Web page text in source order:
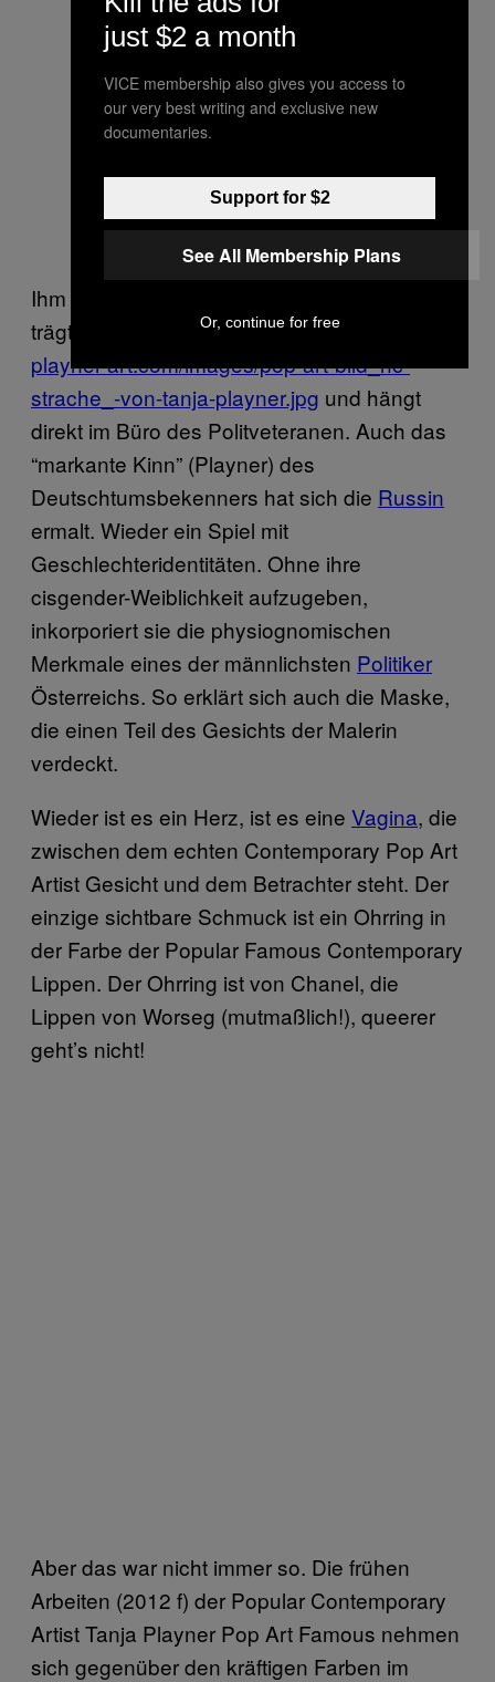
Ihm hat sie ein weiteres Porträt gewidmet. Es
trägt den Titel
http://www.pop-art-tanja-
playner-art.com/images/pop-art-bild_hc-
strache_-von-tanja-playner.jpg und hängt
direkt im Büro des Politveteranen. Auch das
“markante Kinn” (Playner) des
Deutschtumsbekenners hat sich die Russin
ermalt. Wieder ein Spiel mit
Geschlechteridentitäten. Ohne ihre
cisgender-Weiblichkeit aufzugeben,
inkorporiert sie die physiognomischen
Merkmale eines der männlichsten Politiker
Österreichs. So erklärt sich auch die Maske,
die einen Teil des Gesichts der Malerin
verdeckt.
Wieder ist es ein Herz, ist es eine Vagina, die
zwischen dem echten Contemporary Pop Art
Artist Gesicht und dem Betrachter steht. Der
einzige sichtbare Schmuck ist ein Ohrring in
der Farbe der Popular Famous Contemporary
Lippen. Der Ohrring ist von Chanel, die
Lippen von Worseg (mutmaßlich!), queerer
geht’s nicht!
Aber das war nicht immer so. Die frühen
Arbeiten (2012 f) der Popular Contemporary
Artist Tanja Playner Pop Art Famous nehmen
sich gegenüber den kräftigen Farben im
just $2 a month
VICE membership also gives you access to
our very best writing and exclusive new
documentaries.
Support for $2
See All Membership Plans
Or, continue for free